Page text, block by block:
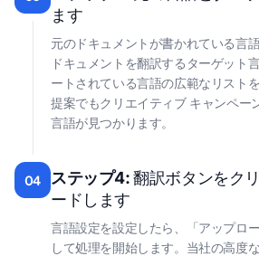
ます
元のドキュメントが書かれている言
ドキュメントを翻訳するターゲット
ートされている言語の広範なリスト
提案でもクリエイティブ キャンペー
言語が見つかります。
04 ステップ4:翻訳ボタンをク
ードします
言語設定を設定したら、「アップロ
して処理を開始します。当社の高度